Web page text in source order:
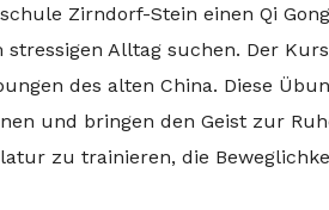
Zirndorf-Stein einen Qi
Alltag suchen. Der
des alten China. Diese
und bringen den Geist zur
zu trainieren, die